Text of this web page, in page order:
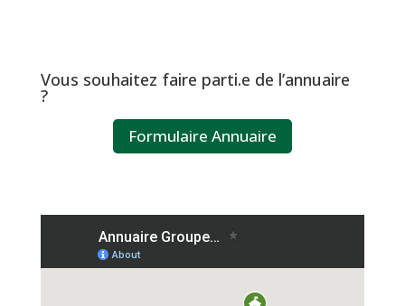
Vous souhaitez faire parti.e de l’annuaire
?
Formulaire Annuaire